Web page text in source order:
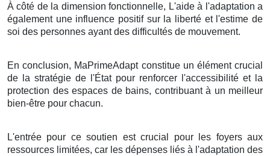
À côté de la dimension fonctionnelle, L'aide à l'adaptation a
également une influence positif sur la liberté et l'estime de
soi des personnes ayant des difficultés de mouvement.
En conclusion, MaPrimeAdapt constitue un élément crucial
de la stratégie de l'État pour renforcer l'accessibilité et la
protection des espaces de bains, contribuant à un meilleur
bien-être pour chacun.
L'entrée pour ce soutien est crucial pour les foyers aux
ressources limitées, car les dépenses liés à l'adaptation des